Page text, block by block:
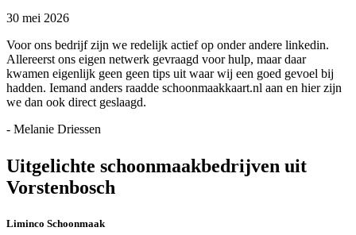
30 mei 2026
Voor ons bedrijf zijn we redelijk actief op onder andere linkedin.
Allereerst ons eigen netwerk gevraagd voor hulp, maar daar
kwamen eigenlijk geen geen tips uit waar wij een goed gevoel bij
hadden. Iemand anders raadde schoonmaakkaart.nl aan en hier zijn
we dan ook direct geslaagd.
- Melanie Driessen
Uitgelichte schoonmaakbedrijven uit
Vorstenbosch
Liminco Schoonmaak